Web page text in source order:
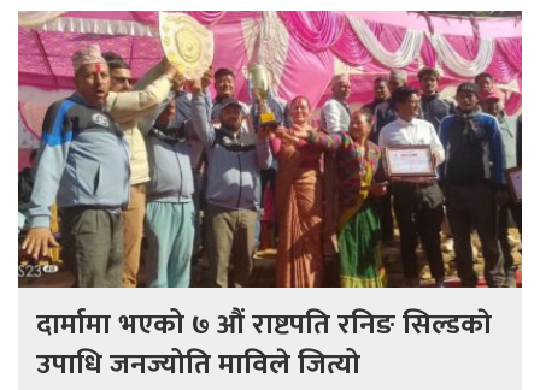
दार्मामा भएको ७ औं राष्टपति रनिङ सिल्डकाे
उपाधि जनज्योति माविले जित्यो